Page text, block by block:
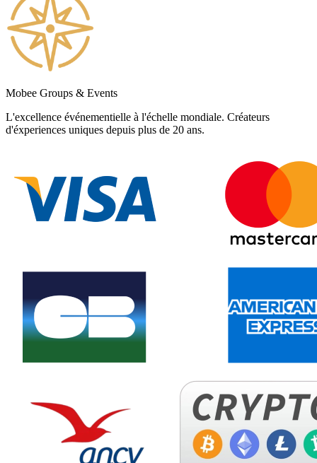
Mobee Groups & Events
L'excellence événementielle à l'échelle mondiale. Créateurs
d'éxperiences uniques depuis plus de 20 ans.